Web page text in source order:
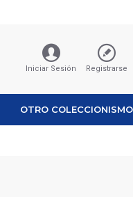
Iniciar Sesión Registrarse
OTRO COLECCIONISMO